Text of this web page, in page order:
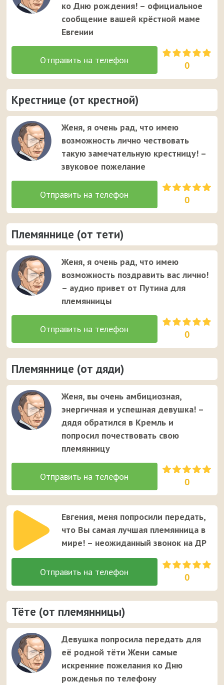
ко Дню рождения! – официальное
сообщение вашей крёстной маме
Евгении
0
Крестнице (от крестной)
Женя, я очень рад, что имею
возможность лично чествовать
такую замечательную крестницу! –
звуковое пожелание
0
Племяннице (от тети)
Женя, я очень рад, что имею
возможность поздравить вас лично!
– аудио привет от Путина для
племянницы
0
Племяннице (от дяди)
Женя, вы очень амбициозная,
энергичная и успешная девушка! –
дядя обратился в Кремль и
попросил почествовать свою
племянницу
0
Евгения, меня попросили передать,
что Вы самая лучшая племянница в
мире! – неожиданный звонок на ДР
0
Тёте (от племянницы)
Девушка попросила передать для
её родной тёти Жени самые
искренние пожелания ко Дню
рожденья по телефону